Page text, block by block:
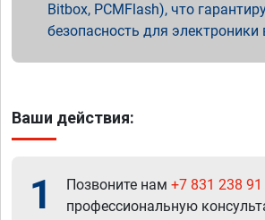
Bitbox, PCMFlash), что
безопасность для электроники
Ваши действия:
1 Позвоните нам +7 831 238
профессиональную